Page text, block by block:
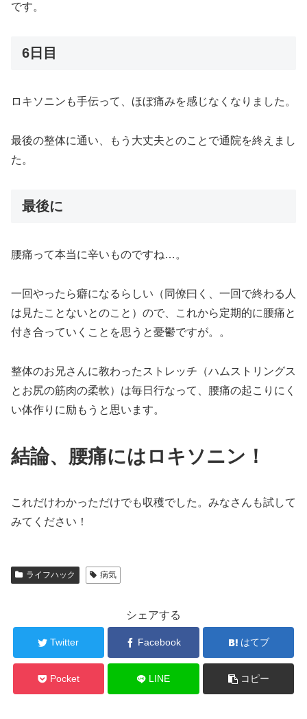
です。
6日目
ロキソニンも手伝って、ほぼ痛みを感じなくなりました。
最後の整体に通い、もう大丈夫とのことで通院を終えまし
た。
最後に
腰痛って本当に辛いものですね…。
一回やったら癖になるらしい（同僚曰く、一回で終わる人
は見たことないとのこと）ので、これから定期的に腰痛と
付き合っていくことを思うと憂鬱ですが。。
整体のお兄さんに教わったストレッチ（ハムストリングス
とお尻の筋肉の柔軟）は毎日行なって、腰痛の起こりにく
い体作りに励もうと思います。
結論、腰痛にはロキソニン！
これだけわかっただけでも収穫でした。みなさんも試して
みてください！
ライフハック 病気
シェアする
Twitter Facebook はてブ
Pocket LINE コピー